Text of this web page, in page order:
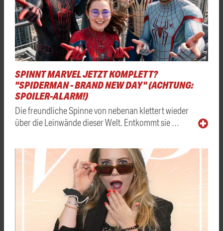
SPINNT MARVEL JETZT KOMPLETT?
"SPIDERMAN - BRAND NEW DAY" (ACHTUNG:
SPOILER-ALARM!)
Die freundliche Spinne von nebenan klettert wieder
über die Leinwände dieser Welt. Entkommt sie …